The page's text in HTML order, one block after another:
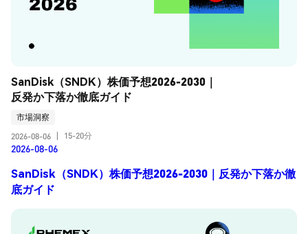
SanDisk（SNDK）株価予想2026-2030｜
反発か下落か徹底ガイド
市場洞察
2026-08-06
15-20分
2026-08-06
SanDisk（SNDK）株価予想2026-2030｜反発か下落か徹
底ガイド